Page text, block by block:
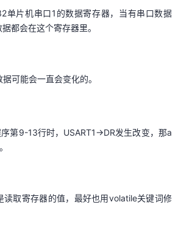
单片机串口1的数据寄存器，当有串口数据
都会在这个寄存器里。
可能会一直会变化的。
第9-13行时，USART1->DR发生改变，那a
读取寄存器的值，最好也用volatile关键词修